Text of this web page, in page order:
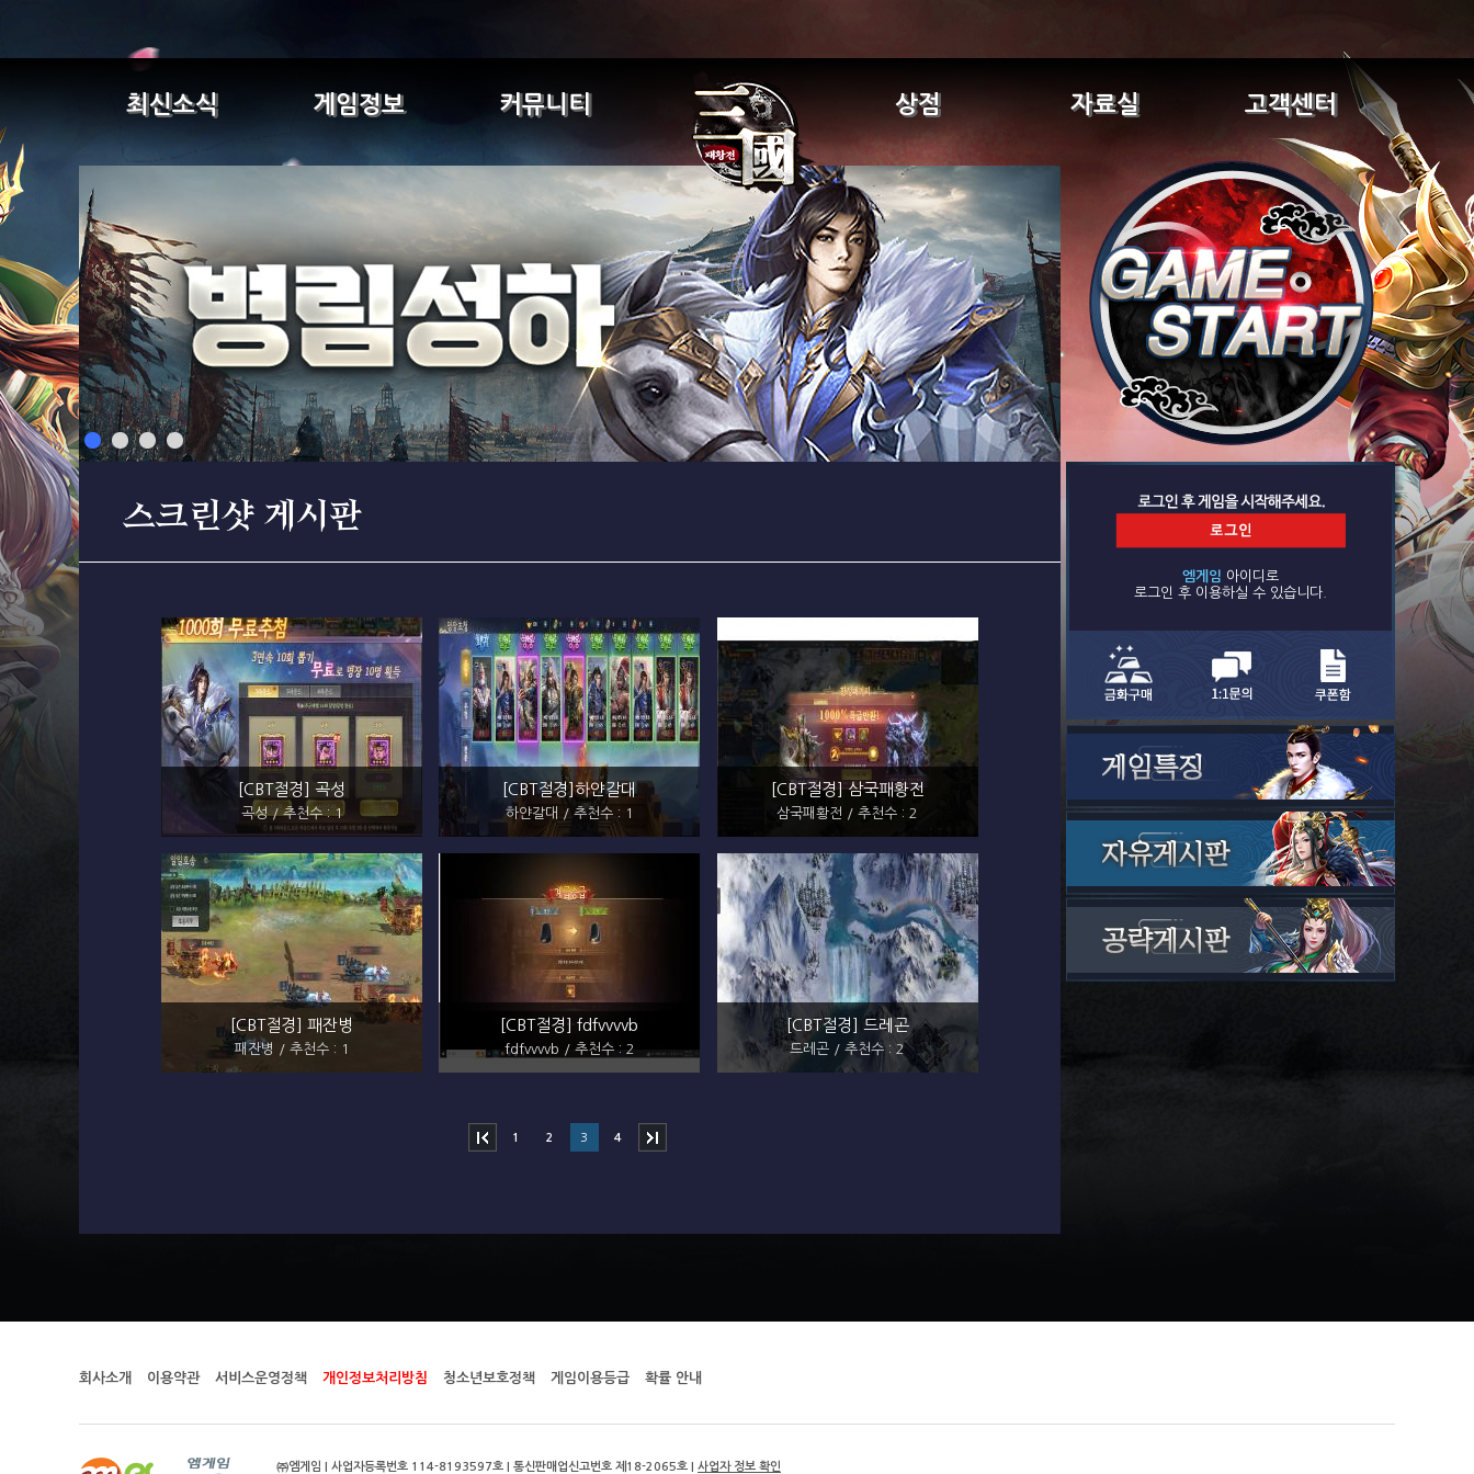
최신소식 게임정보 커뮤니티 상점 자료실 고객센터
엠게임 아이디로
로그인 후 이용하실 수 있습니다.
스크린샷 게시판
[CBT절경] 곡성
곡성 / 추천수 : 1
[CBT절경]하얀갈대
하얀갈대 / 추천수 : 1
[CBT절경] 삼국패황전
삼국패황전 / 추천수 : 2
[CBT절경] 패잔병
패잔병 / 추천수 : 1
[CBT절경] fdfvvvvb
fdfvvvvb / 추천수 : 2
[CBT절경] 드레곤
드레곤 / 추천수 : 2
1 2 3 4
회사소개 이용약관 서비스운영정책 개인정보처리방침 청소년보호정책 게임이용등급 확률 안내
㈜엠게임 | 사업자등록번호 114-8193597호 | 통신판매업신고번호 제18-2065호 | 사업자 정보 확인